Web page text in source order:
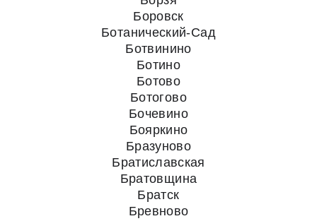
Боровск
Ботанический-Сад
Ботвинино
Ботино
Ботово
Ботогово
Бочевино
Бояркино
Бразуново
Братиславская
Братовщина
Братск
Бревново